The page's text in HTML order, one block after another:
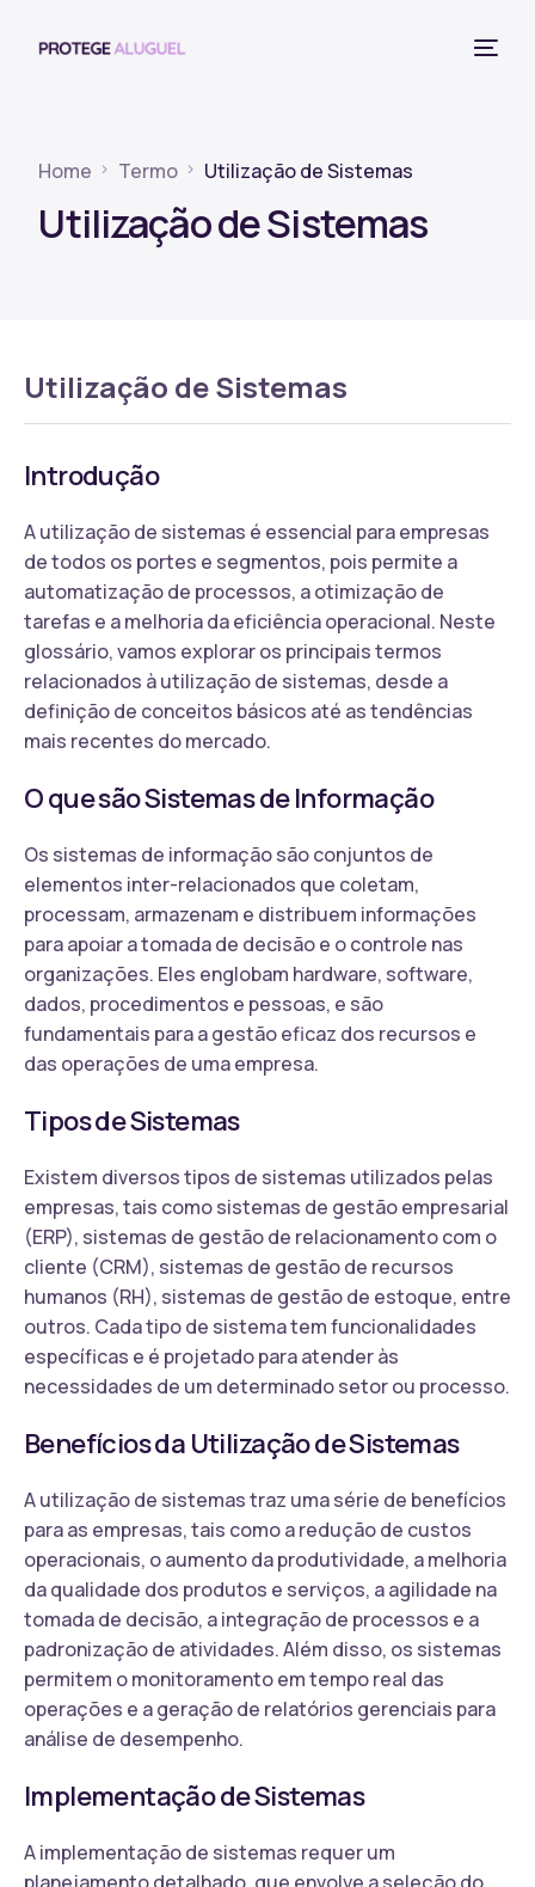
Home Termo Utilização de Sistemas
Utilização de Sistemas
Utilização de Sistemas
Introdução
A utilização de sistemas é essencial para empresas
de todos os portes e segmentos, pois permite a
automatização de processos, a otimização de
tarefas e a melhoria da eficiência operacional. Neste
glossário, vamos explorar os principais termos
relacionados à utilização de sistemas, desde a
definição de conceitos básicos até as tendências
mais recentes do mercado.
O que são Sistemas de Informação
Os sistemas de informação são conjuntos de
elementos inter-relacionados que coletam,
processam, armazenam e distribuem informações
para apoiar a tomada de decisão e o controle nas
organizações. Eles englobam hardware, software,
dados, procedimentos e pessoas, e são
fundamentais para a gestão eficaz dos recursos e
das operações de uma empresa.
Tipos de Sistemas
Existem diversos tipos de sistemas utilizados pelas
empresas, tais como sistemas de gestão empresarial
(ERP), sistemas de gestão de relacionamento com o
cliente (CRM), sistemas de gestão de recursos
humanos (RH), sistemas de gestão de estoque, entre
outros. Cada tipo de sistema tem funcionalidades
específicas e é projetado para atender às
necessidades de um determinado setor ou processo.
Benefícios da Utilização de Sistemas
A utilização de sistemas traz uma série de benefícios
para as empresas, tais como a redução de custos
operacionais, o aumento da produtividade, a melhoria
da qualidade dos produtos e serviços, a agilidade na
tomada de decisão, a integração de processos e a
padronização de atividades. Além disso, os sistemas
permitem o monitoramento em tempo real das
operações e a geração de relatórios gerenciais para
análise de desempenho.
Implementação de Sistemas
A implementação de sistemas requer um
planejamento detalhado, que envolve a seleção do